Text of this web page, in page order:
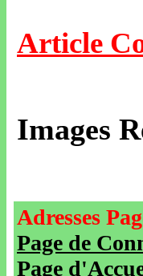
Article
Images
Adresses
Page de
Page